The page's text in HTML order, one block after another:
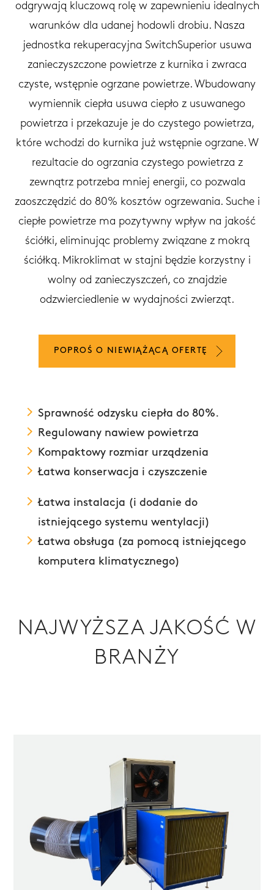
odgrywają kluczową rolę w zapewnieniu idealnych
warunków dla udanej hodowli drobiu. Nasza
jednostka rekuperacyjna SwitchSuperior usuwa
zanieczyszczone powietrze z kurnika i zwraca
czyste, wstępnie ogrzane powietrze. Wbudowany
wymiennik ciepła usuwa ciepło z usuwanego
powietrza i przekazuje je do czystego powietrza,
które wchodzi do kurnika już wstępnie ogrzane. W
rezultacie do ogrzania czystego powietrza z
zewnątrz potrzeba mniej energii, co pozwala
zaoszczędzić do 80% kosztów ogrzewania. Suche i
ciepłe powietrze ma pozytywny wpływ na jakość
ściółki, eliminując problemy związane z mokrą
ściółką. Mikroklimat w stajni będzie korzystny i
wolny od zanieczyszczeń, co znajdzie
odzwierciedlenie w wydajności zwierząt.
POPROŚ O NIEWIĄŻĄCĄ OFERTĘ
Sprawność odzysku ciepła do 80%.
Regulowany nawiew powietrza
Kompaktowy rozmiar urządzenia
Łatwa konserwacja i czyszczenie
Łatwa instalacja (i dodanie do
istniejącego systemu wentylacji)
Łatwa obsługa (za pomocą istniejącego
komputera klimatycznego)
NAJWYŻSZA JAKOŚĆ W
BRANŻY